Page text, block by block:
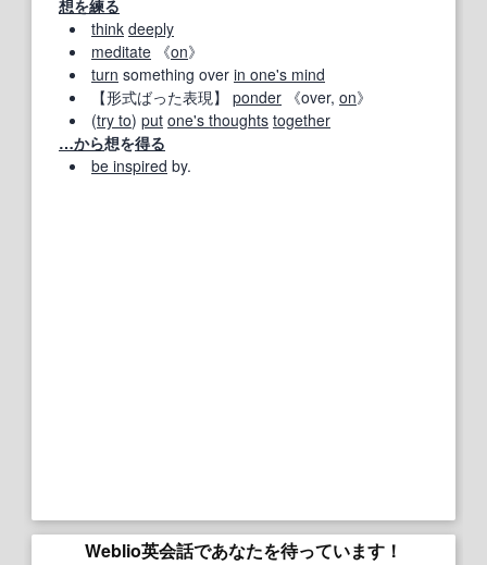
想を練る
think deeply
meditate 《on》
turn something over in one's mind
【形式ばった表現】 ponder 《over, on》
(try to) put one's thoughts together
…から想を得る
be inspired by.
Weblio英会話であなたを待っています！